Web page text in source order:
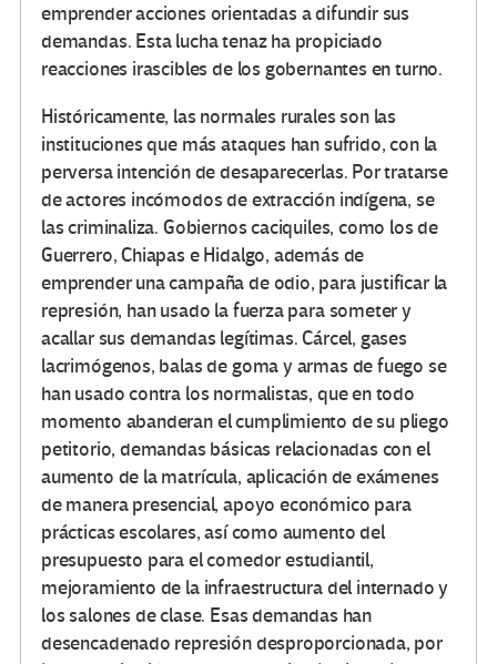
emprender acciones orientadas a difundir sus
demandas. Esta lucha tenaz ha propiciado
reacciones irascibles de los gobernantes en turno.
Históricamente, las normales rurales son las
instituciones que más ataques han sufrido, con la
perversa intención de desaparecerlas. Por tratarse
de actores incómodos de extracción indígena, se
las criminaliza. Gobiernos caciquiles, como los de
Guerrero, Chiapas e Hidalgo, además de
emprender una campaña de odio, para justificar la
represión, han usado la fuerza para someter y
acallar sus demandas legítimas. Cárcel, gases
lacrimógenos, balas de goma y armas de fuego se
han usado contra los normalistas, que en todo
momento abanderan el cumplimiento de su pliego
petitorio, demandas básicas relacionadas con el
aumento de la matrícula, aplicación de exámenes
de manera presencial, apoyo económico para
prácticas escolares, así como aumento del
presupuesto para el comedor estudiantil,
mejoramiento de la infraestructura del internado y
los salones de clase. Esas demandas han
desencadenado represión desproporcionada, por